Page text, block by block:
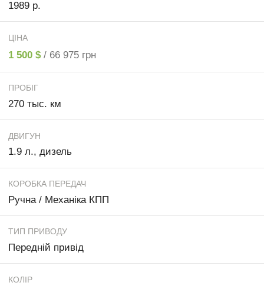
1989 р.
ЦІНА
1 500 $ / 66 975 грн
ПРОБІГ
270 тыс. км
ДВИГУН
1.9 л., дизель
КОРОБКА ПЕРЕДАЧ
Ручна / Механіка КПП
ТИП ПРИВОДУ
Передній привід
КОЛІР